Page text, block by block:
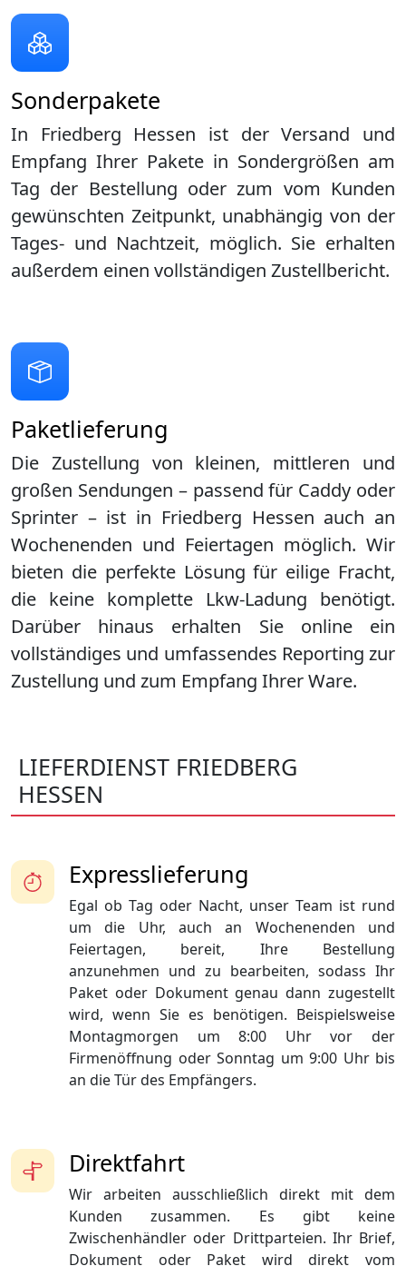
Paketlieferung
Die Zustellung von kleinen, mittleren und
großen Sendungen – passend für Caddy oder
Sprinter – ist in Friedberg Hessen auch an
Wochenenden und Feiertagen möglich. Wir
bieten die perfekte Lösung für eilige Fracht,
die keine komplette Lkw-Ladung benötigt.
Darüber hinaus erhalten Sie online ein
vollständiges und umfassendes Reporting zur
Zustellung und zum Empfang Ihrer Ware.
Sonderpakete
In Friedberg Hessen ist der Versand und
Empfang Ihrer Pakete in Sondergrößen am
Tag der Bestellung oder zum vom Kunden
gewünschten Zeitpunkt, unabhängig von der
Tages- und Nachtzeit, möglich. Sie erhalten
außerdem einen vollständigen Zustellbericht.
LIEFERDIENST FRIEDBERG
HESSEN
Direktfahrt
Wir arbeiten ausschließlich direkt mit dem
Kunden zusammen. Es gibt keine
Zwischenhändler oder Drittparteien. Ihr Brief,
Dokument oder Paket wird direkt vom
Expresslieferung
Egal ob Tag oder Nacht, unser Team ist rund
um die Uhr, auch an Wochenenden und
Feiertagen, bereit, Ihre Bestellung
anzunehmen und zu bearbeiten, sodass Ihr
Paket oder Dokument genau dann zugestellt
wird, wenn Sie es benötigen. Beispielsweise
Montagmorgen um 8:00 Uhr vor der
Firmenöffnung oder Sonntag um 9:00 Uhr bis
an die Tür des Empfängers.